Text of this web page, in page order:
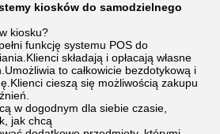
kiosków do samodzielnego
kiosku?
funkcję systemu POS do
składają i opłacają własne
to całkowicie bezdotykową i
cieszą się możliwością zakupu
w dogodnym dla siebie czasie,
jak chcą